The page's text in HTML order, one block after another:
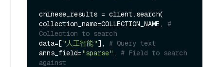
chinese_results = client.search(
collection_name=COLLECTION_NAME, #
Collection to search
data=["人工智能"], # Query text
anns_field="sparse" , # Field to search
against